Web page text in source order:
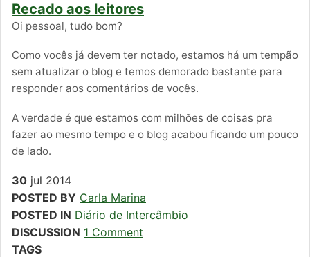
Recado aos leitores
Oi pessoal, tudo bom?
Como vocês já devem ter notado, estamos há um tempão
sem atualizar o blog e temos demorado bastante para
responder aos comentários de vocês.
A verdade é que estamos com milhões de coisas pra
fazer ao mesmo tempo e o blog acabou ficando um pouco
de lado.
30 jul 2014
POSTED BY Carla Marina
POSTED IN Diário de Intercâmbio
DISCUSSION 1 Comment
TAGS